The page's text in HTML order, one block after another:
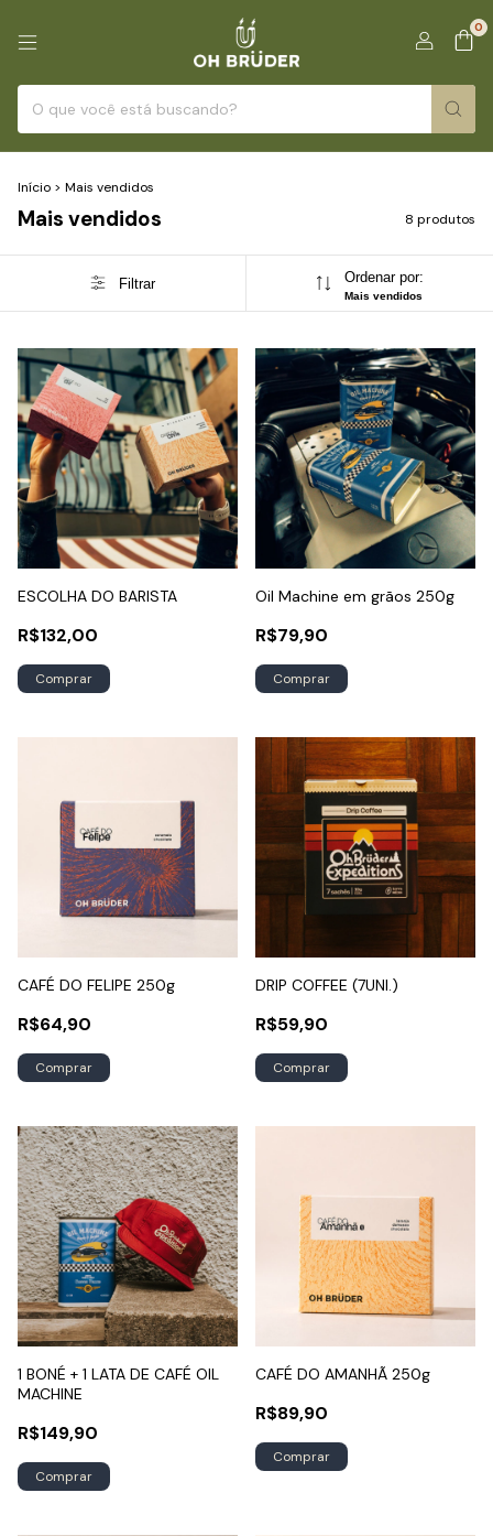
0
Início > Mais vendidos
Mais vendidos 8 produtos
Filtrar Ordenar por:
Mais vendidos
ESCOLHA DO BARISTA
R$132,00
Comprar
Oil Machine em grãos 250g
R$79,90
CAFÉ DO FELIPE 250g
R$64,90
Comprar
DRIP COFFEE (7UNI.)
R$59,90
1 BONÉ + 1 LATA DE CAFÉ OIL
MACHINE
R$149,90
Comprar
CAFÉ DO AMANHÃ 250g
R$89,90
Comprar